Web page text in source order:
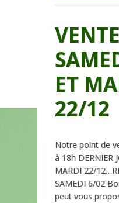
ET
22/12
Notre point de
à 18h DERNIER
MARDI 22/
SAMEDI 6/02
peut vous